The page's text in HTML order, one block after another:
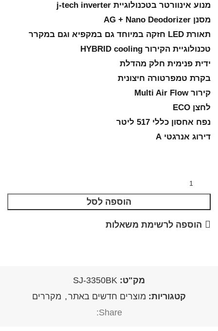
מנוע אינוורטר בטכנולוגיית j-tech inverter
מסנן AG + Nano Deodorizer
תאורת LED חזקה במיוחד גם במקפיא וגם במקרר
טכנולוגיית הקירור HYBRID cooling
ידית פנימית חלק מהדלת
בקרת טמפרטורה חיצונית
קירור Multi Air Flow
לחצן ECO
נפח אחסון כללי 517 ליטר
דירוג אנרגטי A
הוספה לסל
הוספה לרשימת משאלות
מק"ט: SJ-3350BK
קטגוריות: מוצרים חדשים באתר, מקררים
Share: